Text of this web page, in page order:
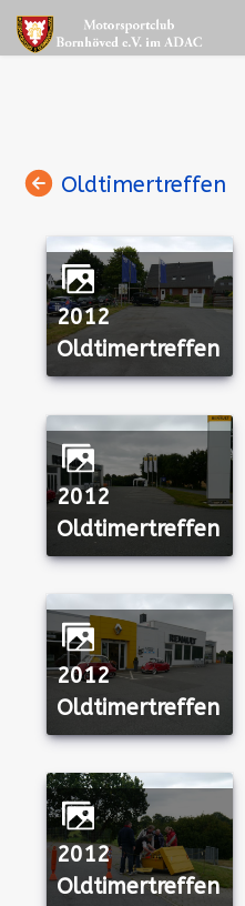
Oldtimertreffen
2012
Oldtimertreffen
2012
Oldtimertreffen
2012
Oldtimertreffen
2012
Oldtimertreffen